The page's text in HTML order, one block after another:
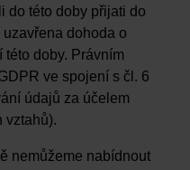
do této doby přijati do
dohoda o
doby. Právním
ve spojení s čl. 6
údajů za účelem
vztahů).
nemůžeme nabídnout